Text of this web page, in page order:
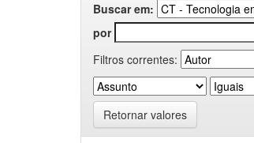
Buscar em:
por
Filtros correntes:
Retornar valores